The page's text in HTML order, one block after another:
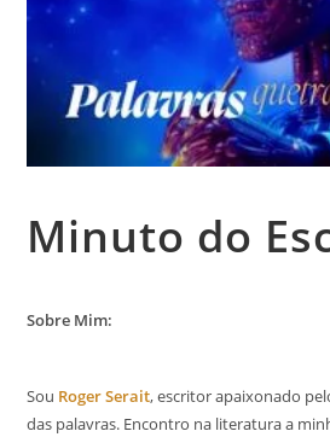
Minuto do
Sobre Mim:
Sou Roger Serait, escritor apaixonado
das palavras. Encontro na literatura a